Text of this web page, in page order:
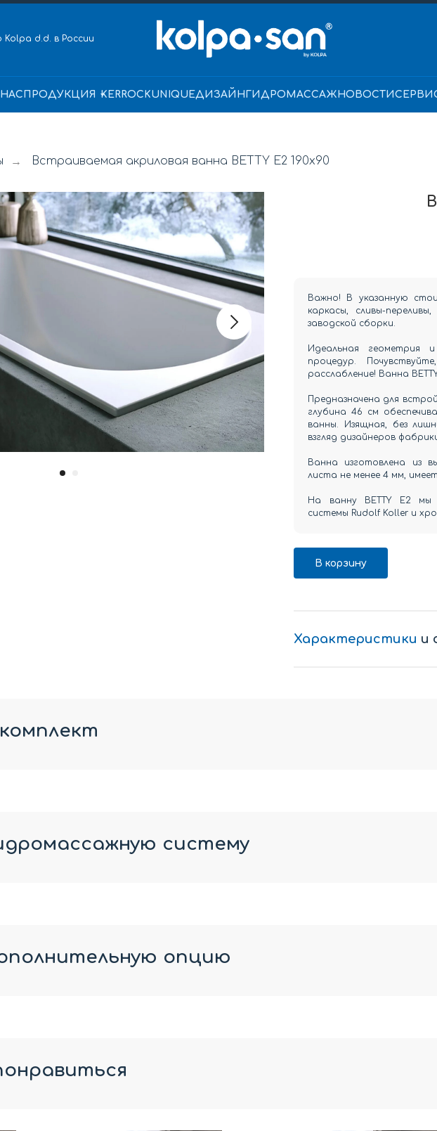
d.d. в России
ПРОДУКЦИЯ KERROCKUNIQUEДИЗАЙН ГИДРОМАССАЖ НОВОСТИ
→ Встраиваемая акриловая ванна BETTY E2 190x90
Важно! В указанную
каркасы, сливы-
заводской сборки.
Идеальная геометрия
процедур.
расслабление! Ванна
Предназначена для
глубина 46 см
ванны. Изящная, без
взгляд дизайнеров
Ванна изготовлена из
листа не менее 4 мм,
На ванну BETTY E2 мы
системы Rudolf Koller и
В корзину
Характеристики и
систему
опцию